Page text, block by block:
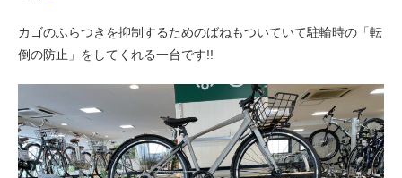
お問い合わせ
個人情報保護
カゴのふらつきを抑制するためのばねもついていて駐輪時の「転
倒の防止」をしてくれる一台です!!